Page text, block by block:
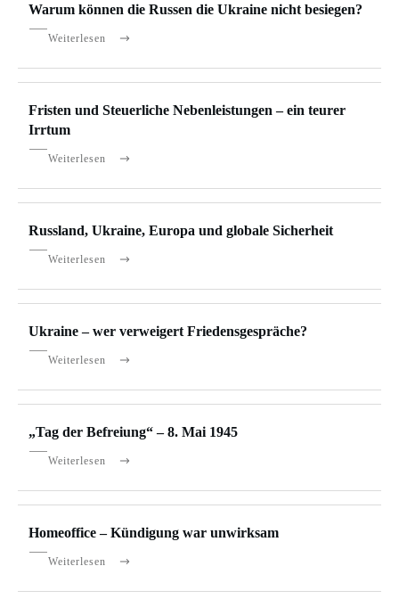
Warum können die Russen die Ukraine nicht besiegen?
Weiterlesen
Fristen und Steuerliche Nebenleistungen – ein teurer
Irrtum
Weiterlesen
Russland, Ukraine, Europa und globale Sicherheit
Weiterlesen
Ukraine – wer verweigert Friedensgespräche?
Weiterlesen
„Tag der Befreiung“ – 8. Mai 1945
Weiterlesen
Homeoffice – Kündigung war unwirksam
Weiterlesen